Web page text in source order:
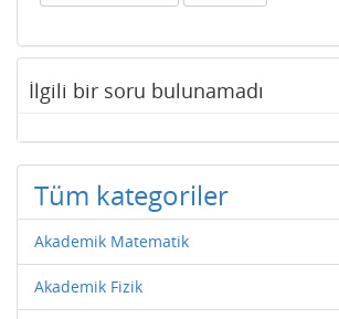
İlgili bir soru bulunamadı
Tüm kategoriler
Akademik Matematik
Akademik Fizik